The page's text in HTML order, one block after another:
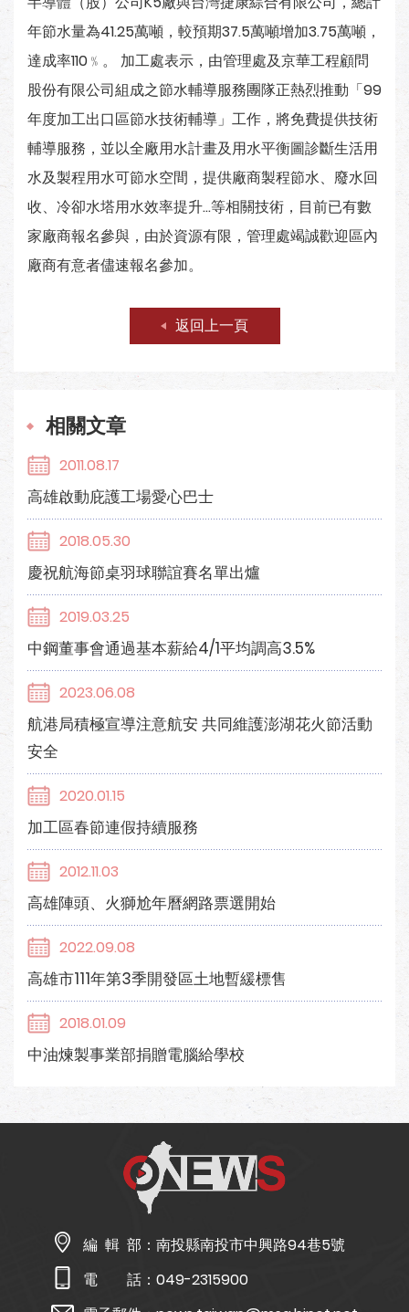
年節水量為41.25萬噸，較預期37.5萬噸增加3.75萬噸，
達成率110﹪。 加工處表示，由管理處及京華工程顧問
股份有限公司組成之節水輔導服務團隊正熱烈推動「99
年度加工出口區節水技術輔導」工作，將免費提供技術
輔導服務，並以全廠用水計畫及用水平衡圖診斷生活用
水及製程用水可節水空間，提供廠商製程節水、廢水回
收、冷卻水塔用水效率提升...等相關技術，目前已有數
家廠商報名參與，由於資源有限，管理處竭誠歡迎區內
廠商有意者儘速報名參加。
返回上一頁
相關文章
2011.08.17
高雄啟動庇護工場愛心巴士
2018.05.30
慶祝航海節桌羽球聯誼賽名單出爐
2019.03.25
中鋼董事會通過基本薪給4/1平均調高3.5%
2023.06.08
航港局積極宣導注意航安 共同維護澎湖花火節活動
安全
2020.01.15
加工區春節連假持續服務
2012.11.03
高雄陣頭、火獅尬年曆網路票選開始
2022.09.08
高雄市111年第3季開發區土地暫緩標售
2018.01.09
中油煉製事業部捐贈電腦給學校
編 輯 部： 南投縣南投市中興路94巷5號
電 話： 049-2315900